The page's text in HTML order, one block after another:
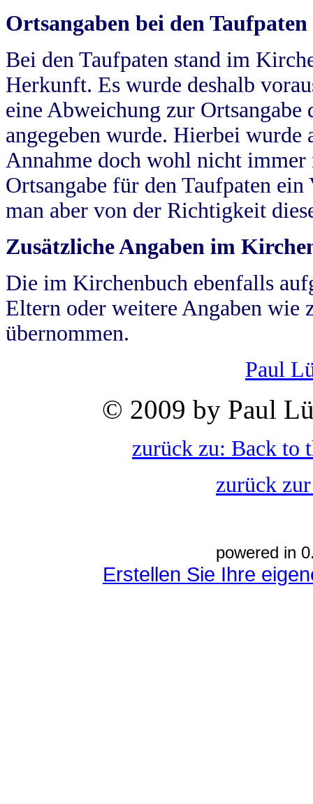
Ortsangaben bei den Taufpaten
Bei den Taufpaten stand im
Herkunft. Es wurde deshalb
eine Abweichung zur
angegeben wurde. Hierbei wurde
Annahme doch wohl nicht
Ortsangabe für den Taufpaten
man aber von der Richtigkeit
Zusätzliche Angaben im
Die im Kirchenbuch ebenfalls
Eltern oder weitere Angaben wie
übernommen.
Paul
© 2009 by Paul
zurück zu: Back to
zurück
powered in
Erstellen Sie Ihre